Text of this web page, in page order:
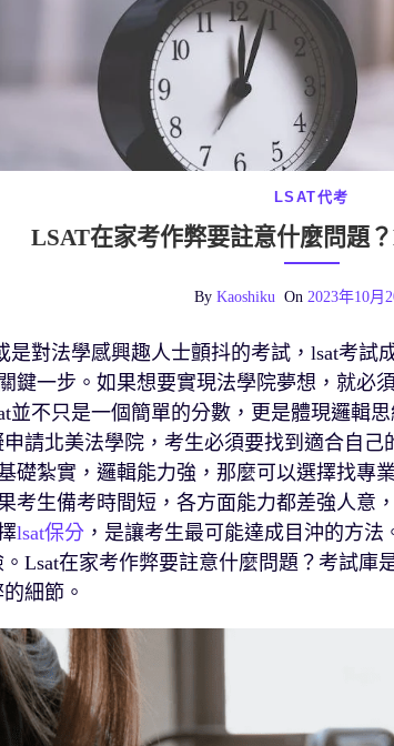
LSAT代考
LSAT在家考作弊要註意什麼問題
By Kaoshiku On 2023年10月
是對法學感興趣人士顫抖的考試，lsat考試
鍵一步。如果想要實現法學院夢想，就必
並不只是一個簡單的分數，更是體現邏輯
申請北美法學院，考生必須要找到適合自
礎紮實，邏輯能力強，那麼可以選擇找專
考生備考時間短，各方面能力都差強人意
lsat保分 ，是讓考生最可能達成目沖的方
Lsat在家考作弊要註意什麼問題？考試庫
細節。